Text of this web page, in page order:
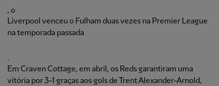
, o
Liverpool venceu o Fulham duas vezes na Premier League
na temporada passada
.
Em Craven Cottage, em abril, os Reds garantiram uma
vitória por 3-1 graças aos gols de Trent Alexander-Arnold,